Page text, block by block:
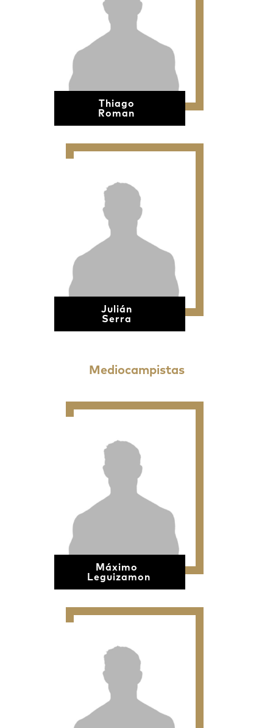
Thiago
Roman
Julián
Serra
Mediocampistas
Máximo
Leguizamon